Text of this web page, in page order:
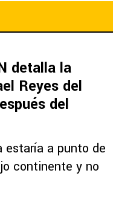
detalla la
Reyes del
del
estaría a punto de
continente y no